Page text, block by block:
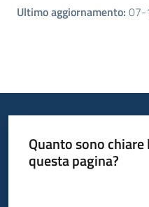
Ultimo aggiornamento: 07-
Quanto sono
questa pagina?